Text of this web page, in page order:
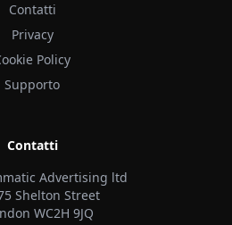
Contatti
Privacy
Policy
Supporto
Contatti
Advertising ltd
Shelton Street
WC2H 9JQ